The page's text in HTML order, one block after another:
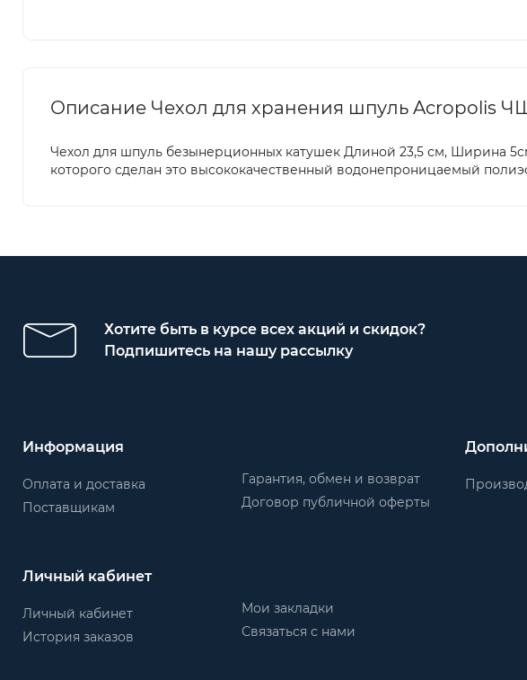
Описание Чехол для хранения шпуль Acropolis
Чехол для шпуль безынерционных катушек Длиной 23,5 см, Ширина
которого сделан это высококачественный водонепроницаемый
Хотите быть в курсе всех акций и скидок?
Подпишитесь на нашу рассылку
Информация
Оплата и доставка
Поставщикам
Гарантия, обмен и возврат
Договор публичной оферты
Личный кабинет
Личный кабинет
История заказов
Мои закладки
Связаться с нами